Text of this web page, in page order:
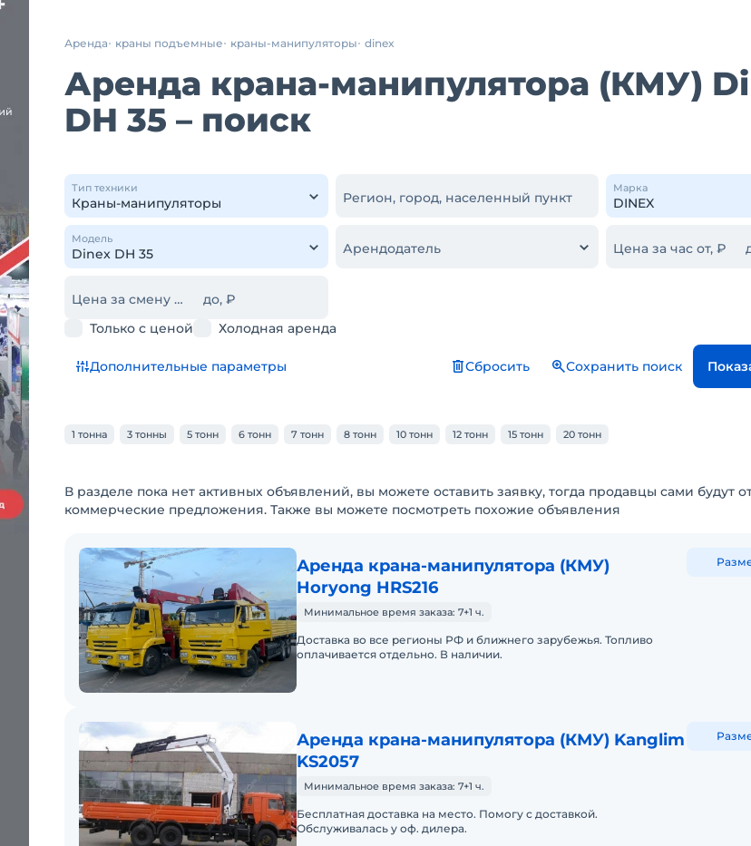
Аренда краны подъемные краны-манипуляторы dinex
Аренда крана-манипулятора (КМУ)
DH 35 – поиск
Тип техники
Регион, город, населенный пункт
Марка
Модель
Арендодатель Цена за час от, ₽
Цена за смену от, ₽
до, ₽
Только с ценой
Холодная аренда
Дополнительные параметры Сбросить Сохранить поиск
1 тонна 3 тонны 5 тонн 6 тонн 7 тонн 8 тонн 10 тонн 12 тонн 15 тонн 20 тонн
В разделе пока нет активных объявлений, вы можете оставить заявку, тогда продавцы сами будут
коммерческие предложения. Также вы можете посмотреть похожие объявления
Аренда крана-манипулятора (КМУ)
Horyong HRS216
Минимальное время заказа: 7+1 ч.
Доставка во все регионы РФ и ближнего зарубежья. Топливо
оплачивается отдельно. В наличии.
Аренда крана-манипулятора (КМУ) Kanglim
KS2057
Минимальное время заказа: 7+1 ч.
Бесплатная доставка на место. Помогу с доставкой.
Обслуживалась у оф. дилера.